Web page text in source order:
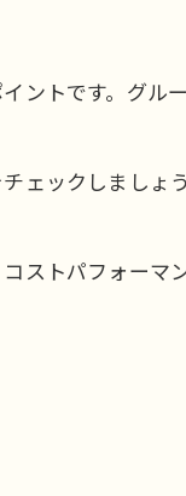
ントです。グル
ェックしましょ
ストパフォーマ